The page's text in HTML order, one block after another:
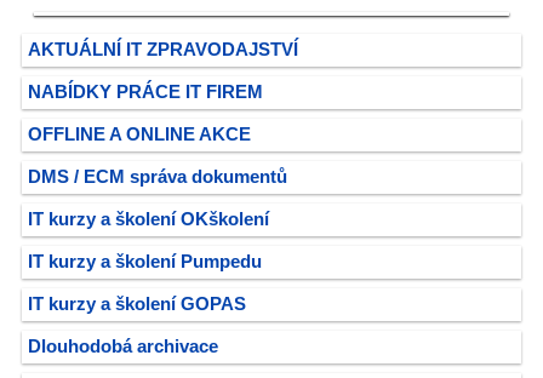
AKTUÁLNÍ IT ZPRAVODAJSTVÍ
NABÍDKY PRÁCE IT FIREM
OFFLINE A ONLINE AKCE
DMS / ECM správa dokumentů
IT kurzy a školení OKškolení
IT kurzy a školení Pumpedu
IT kurzy a školení GOPAS
Dlouhodobá archivace